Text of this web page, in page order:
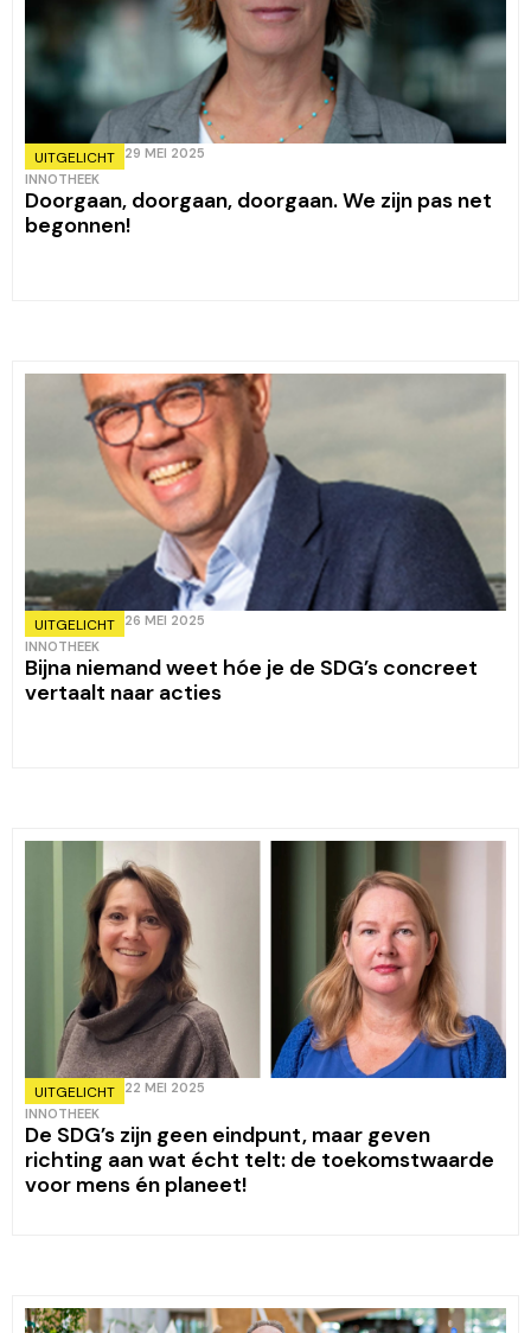
UITGELICHT
29 MEI 2025
INNOTHEEK
Doorgaan, doorgaan, doorgaan. We zijn pas net
begonnen!
UITGELICHT
26 MEI 2025
INNOTHEEK
Bijna niemand weet hóe je de SDG’s concreet
vertaalt naar acties
UITGELICHT
22 MEI 2025
INNOTHEEK
De SDG’s zijn geen eindpunt, maar geven
richting aan wat écht telt: de toekomstwaarde
voor mens én planeet!